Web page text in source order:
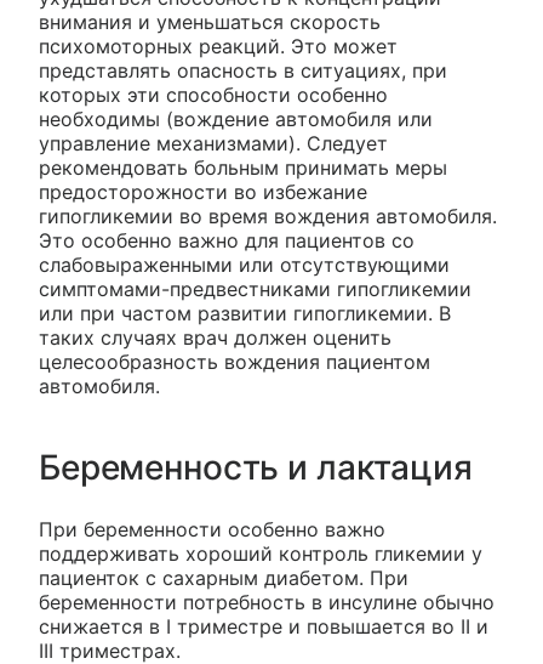
внимания и уменьшаться скорость
психомоторных реакций. Это может
представлять опасность в ситуациях, при
которых эти способности особенно
необходимы (вождение автомобиля или
управление механизмами). Следует
рекомендовать больным принимать меры
предосторожности во избежание
гипогликемии во время вождения автомобиля.
Это особенно важно для пациентов со
слабовыраженными или отсутствующими
симптомами-предвестниками гипогликемии
или при частом развитии гипогликемии. В
таких случаях врач должен оценить
целесообразность вождения пациентом
автомобиля.
Беременность и лактация
При беременности особенно важно
поддерживать хороший контроль гликемии у
пациенток с сахарным диабетом. При
беременности потребность в инсулине обычно
снижается в I триместре и повышается во II и
III триместрах.